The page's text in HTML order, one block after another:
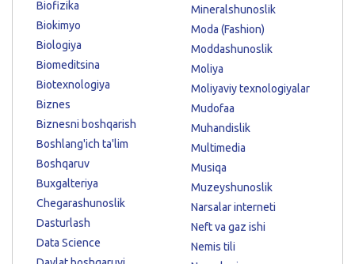
Biofizika
Biokimyo
Biologiya
Biomeditsina
Biotexnologiya
Biznes
Biznesni boshqarish
Boshlang'ich ta'lim
Boshqaruv
Buxgalteriya
Chegarashunoslik
Dasturlash
Data Science
Mineralshunoslik
Moda (Fashion)
Moddashunoslik
Moliya
Moliyaviy texnologiyalar
Mudofaa
Muhandislik
Multimedia
Musiqa
Muzeyshunoslik
Narsalar interneti
Neft va gaz ishi
Nemis tili